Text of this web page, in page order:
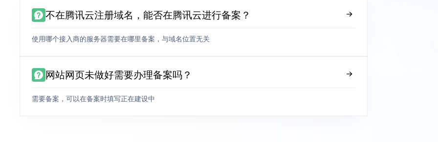
不在腾讯云注册域名，能否在腾讯云进行备案？
使用哪个接入商的服务器需要在哪里备案，与域名位置无关
网站网页未做好需要办理备案吗？
需要备案，可以在备案时填写正在建设中